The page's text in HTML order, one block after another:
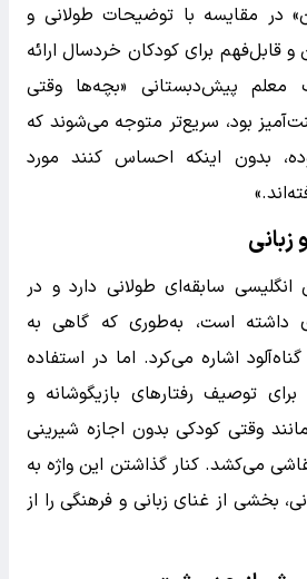
در مقایسه با توضیحات طولانی و
قابل‌فهم برای کودکان خردسال ارائه
پیش‌دبستانی «بچه‌ها وقتی
بود، سریع‌تر متوجه می‌شوند که
بدون اینکه احساس کنند مورد
انگلیسی سابقه‌ای طولانی دارد و در
داشته است، به‌طوری که گاهی به
اشاره می‌کرد. اما در استفاده
توصیف رفتارهای بازیگوشانه و
وقتی کودکی بدون اجازه شیرینی
می‌کشد. کنار گذاشتن این واژه به
بخشی از غنای زبانی و فرهنگی را از